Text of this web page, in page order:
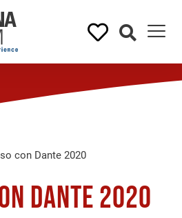
con Dante 2020
Dante 2020